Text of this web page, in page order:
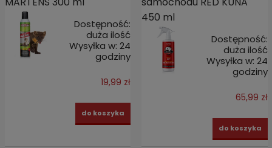
Dostępność:
duża ilość
Wysyłka w: 24
godziny
19,99 zł
do koszyka
450 ml
Dostępność:
duża ilość
Wysyłka w: 24
godziny
65,99 zł
do koszyka